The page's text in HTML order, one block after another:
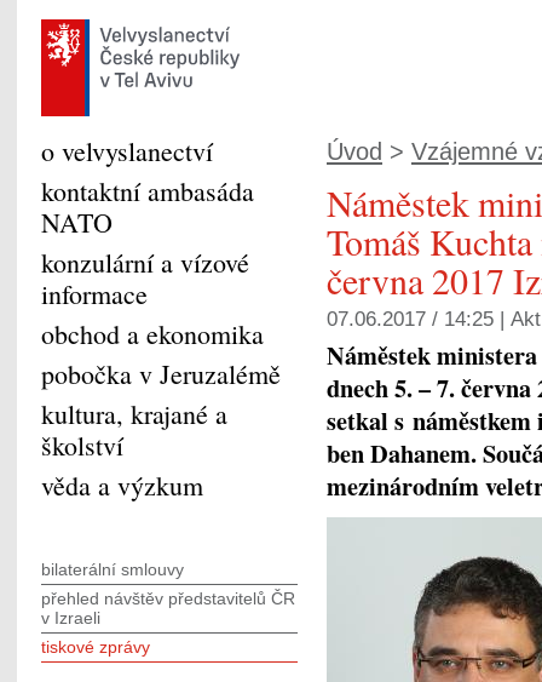
Úvod > Vzájemné
Náměstek
Tomáš
června 2017
07.06.2017 / 14:25 |
Náměstek
dnech 5. – 7.
setkal s
ben Dahanem.
mezinárodním
o velvyslanectví
kontaktní ambasáda
NATO
konzulární a vízové
informace
obchod a ekonomika
pobočka v Jeruzalémě
kultura, krajané a
školství
věda a výzkum
bilaterální smlouvy
přehled návštěv představitelů ČR
v Izraeli
tiskové zprávy